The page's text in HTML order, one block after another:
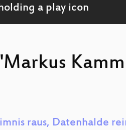
raus, Datenhalde